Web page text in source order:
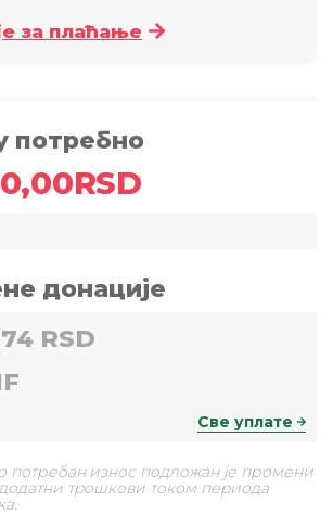
за плаћање
потребно
RSD
донације
RSD
Све уплате
потребан износ подложан је промени
трошкови током периода